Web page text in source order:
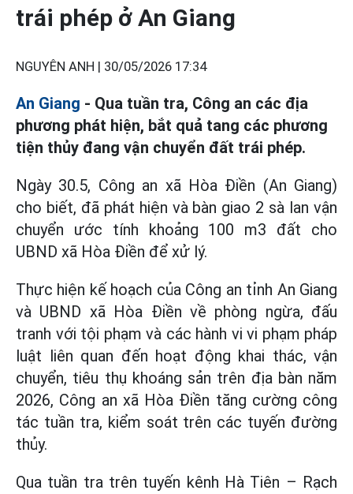
trái phép ở An Giang
NGUYÊN ANH | 30/05/2026 17:34
An Giang - Qua tuần tra, Công an các địa
phương phát hiện, bắt quả tang các phương
tiện thủy đang vận chuyển đất trái phép.
Ngày 30.5, Công an xã Hòa Điền (An Giang)
cho biết, đã phát hiện và bàn giao 2 sà lan vận
chuyển ước tính khoảng 100 m3 đất cho
UBND xã Hòa Điền để xử lý.
Thực hiện kế hoạch của Công an tỉnh An Giang
và UBND xã Hòa Điền về phòng ngừa, đấu
tranh với tội phạm và các hành vi vi phạm pháp
luật liên quan đến hoạt động khai thác, vận
chuyển, tiêu thụ khoáng sản trên địa bàn năm
2026, Công an xã Hòa Điền tăng cường công
tác tuần tra, kiểm soát trên các tuyến đường
thủy.
Qua tuần tra trên tuyến kênh Hà Tiên – Rạch